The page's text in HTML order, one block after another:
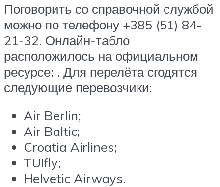
Поговорить со справочной службой
можно по телефону +385 (51) 84-
21-32. Онлайн-табло
расположилось на официальном
ресурсе: . Для перелёта сгодятся
следующие перевозчики:
Air Berlin;
Air Baltic;
Croatia Airlines;
TUIfly;
Helvetic Airways.